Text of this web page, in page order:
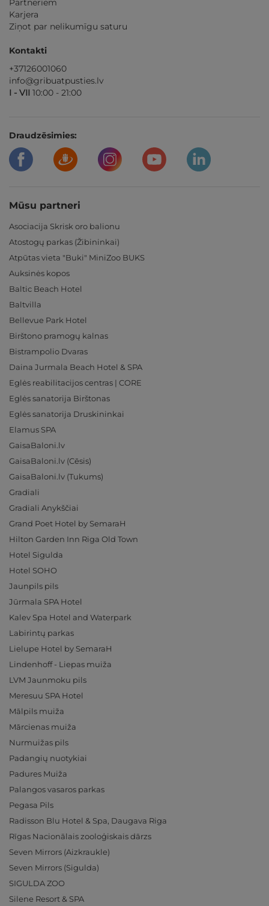
Partneriem
Karjera
Ziņot par nelikumīgu saturu
Kontakti
+37126001060
info@gribuatpusties.lv
I - VII 10:00 - 21:00
Draudzēsimies:
Mūsu partneri
Asociacija Skrisk oro balionu
Atostogų parkas (Žibininkai)
Atpūtas vieta "Buki" MiniZoo BUKS
Auksinės kopos
Baltic Beach Hotel
Baltvilla
Bellevue Park Hotel
Birštono pramogų kalnas
Bistrampolio Dvaras
Daina Jurmala Beach Hotel & SPA
Eglės reabilitacijos centras | CORE
Eglės sanatorija Birštonas
Eglės sanatorija Druskininkai
Elamus SPA
GaisaBaloni.lv
GaisaBaloni.lv (Cēsis)
GaisaBaloni.lv (Tukums)
Gradiali
Gradiali Anykščiai
Grand Poet Hotel by SemaraH
Hilton Garden Inn Riga Old Town
Hotel Sigulda
Hotel SOHO
Jaunpils pils
Jūrmala SPA Hotel
Kalev Spa Hotel and Waterpark
Labirintų parkas
Lielupe Hotel by SemaraH
Lindenhoff - Liepas muiža
LVM Jaunmoku pils
Meresuu SPA Hotel
Mālpils muiža
Mārcienas muiža
Nurmuižas pils
Padangių nuotykiai
Padures Muiža
Palangos vasaros parkas
Pegasa Pils
Radisson Blu Hotel & Spa, Daugava Riga
Rīgas Nacionālais zooloģiskais dārzs
Seven Mirrors (Aizkraukle)
Seven Mirrors (Sigulda)
SIGULDA ZOO
Silene Resort & SPA